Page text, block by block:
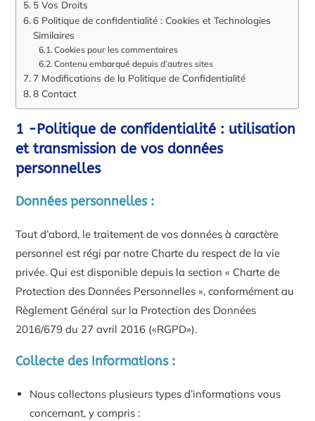
5 Vos Droits
6 Politique de confidentialité : Cookies et Technologies
Similaires
Cookies pour les commentaires
Contenu embarqué depuis d’autres sites
7 Modifications de la Politique de Confidentialité
8 Contact
1 -Politique de confidentialité : utilisation
et transmission de vos données
personnelles
Données personnelles :
Tout d’abord, le traitement de vos données à caractère
personnel est régi par notre Charte du respect de la vie
privée. Qui est disponible depuis la section « Charte de
Protection des Données Personnelles », conformément au
Règlement Général sur la Protection des Données
2016/679 du 27 avril 2016 («RGPD»).
Collecte des Informations :
Nous collectons plusieurs types d’informations vous
concernant, y compris :